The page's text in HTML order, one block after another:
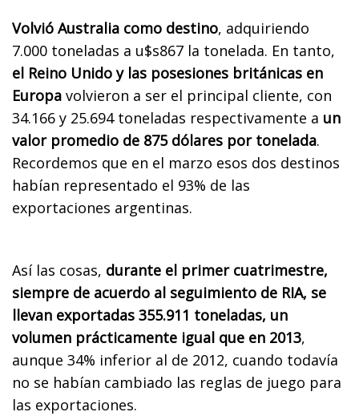
Volvió Australia como destino, adquiriendo
7.000 toneladas a u$s867 la tonelada. En tanto,
el Reino Unido y las posesiones británicas en
Europa volvieron a ser el principal cliente, con
34.166 y 25.694 toneladas respectivamente a un
valor promedio de 875 dólares por tonelada.
Recordemos que en el marzo esos dos destinos
habían representado el 93% de las
exportaciones argentinas.
Así las cosas, durante el primer cuatrimestre,
siempre de acuerdo al seguimiento de RIA, se
llevan exportadas 355.911 toneladas, un
volumen prácticamente igual que en 2013,
aunque 34% inferior al de 2012, cuando todavía
no se habían cambiado las reglas de juego para
las exportaciones.